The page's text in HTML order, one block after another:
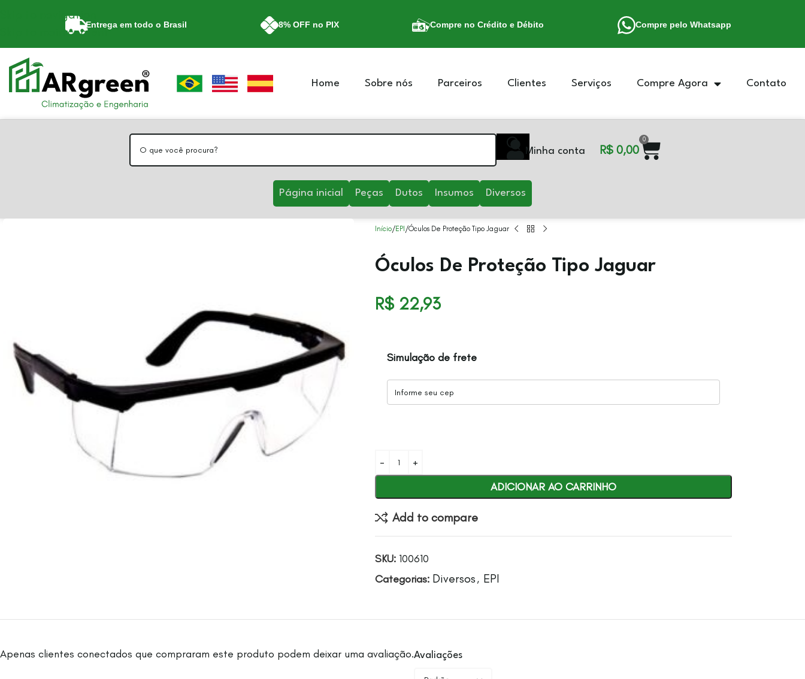
Skip to navigation
Skip to main content
Entrega em todo o Brasil 8% OFF no PIX Compre no Crédito e Débito Compre pelo Whatsapp
Home Sobre nós Parceiros Clientes Serviços Compre Agora Contato
Minha conta R$ 0,00
0
Página inicial Peças Dutos Insumos Diversos
Início EPI Óculos De Proteção Tipo Jaguar
Óculos De Proteção Tipo Jaguar
R$22,93
Simulação de frete
ADICIONAR AO CARRINHO
Add to compare
SKU: 100610
Categorias: Diversos, EPI
Avaliações
Apenas clientes conectados que compraram este produto podem deixar uma avaliação.